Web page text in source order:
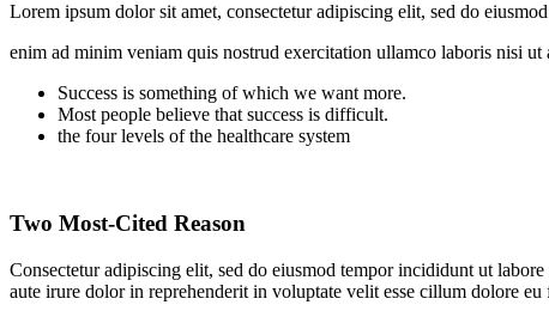
Lorem ipsum dolor sit amet, consectetur adipiscing elit, sed do
enim ad minim veniam quis nostrud exercitation ullamco laboris nisi ut
Success is something of which we want more.
Most people believe that success is difficult.
the four levels of the healthcare system
Two Most-Cited Reason
Consectetur adipiscing elit, sed do eiusmod tempor incididunt ut
aute irure dolor in reprehenderit in voluptate velit esse cillum dolore